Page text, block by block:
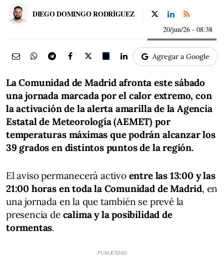
DIEGO DOMINGO RODRÍGUEZ
20/jun/26 - 08:38
Agregar a Google
La Comunidad de Madrid afronta este sábado
una jornada marcada por el calor extremo, con
la activación de la alerta amarilla de la Agencia
Estatal de Meteorología (AEMET) por
temperaturas máximas que podrán alcanzar los
39 grados en distintos puntos de la región.
El aviso permanecerá activo entre las 13:00 y las
21:00 horas en toda la Comunidad de Madrid, en
una jornada en la que también se prevé la
presencia de calima y la posibilidad de
tormentas.